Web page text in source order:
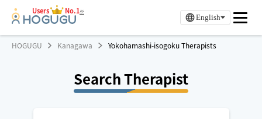
Users No.1※
English
HOGUGU Kanagawa Yokohamashi-isogoku Therapists
Search Therapist